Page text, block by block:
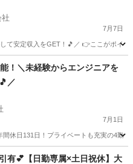
社
7月7日
て安定収入をGET！🎵／ 👉ここがポイ
！＼未経験からエンジニアを
／
7月1日
間休日131日！プライベートも充実の4
有💕【日勤専属×土日祝休】大